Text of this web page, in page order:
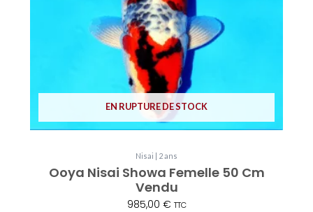
EN RUPTURE DE STOCK
Nisai | 2 ans
Ooya Nisai Showa Femelle 50 Cm
Vendu
985,00 € TTC